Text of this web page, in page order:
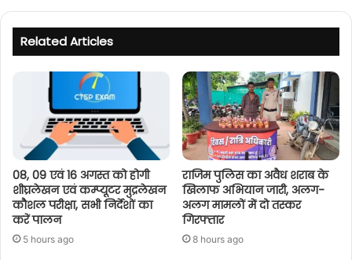
Related Articles
08, 09 एवं 16 अगस्त को होगी
शीघ्रलेखन एवं कम्प्यूटर मुद्रलेखन
कौशल परीक्षा, सभी निर्देशों का
करें पालन
5 hours ago
राजिम पुलिस का अवैध शराब के
खिलाफ अभियान जारी, अलग-
अलग मामलों में दो तस्कर
गिरफ्तार
8 hours ago